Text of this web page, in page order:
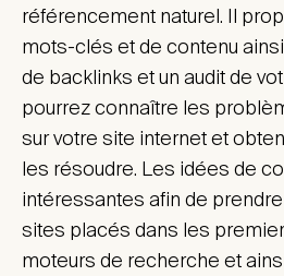
référencement naturel. Il
mots-clés et de contenu ainsi
de backlinks et un audit de
pourrez connaître les
sur votre site internet et
les résoudre. Les idées de
intéressantes afin de
sites placés dans les
moteurs de recherche et